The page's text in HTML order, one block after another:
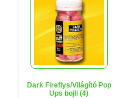
Dark Fireflys/Világító Pop
Ups bojli (4)